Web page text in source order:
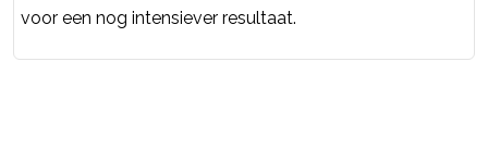
voor een nog intensiever resultaat.